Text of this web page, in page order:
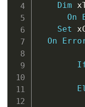
Dim
On
Set
On